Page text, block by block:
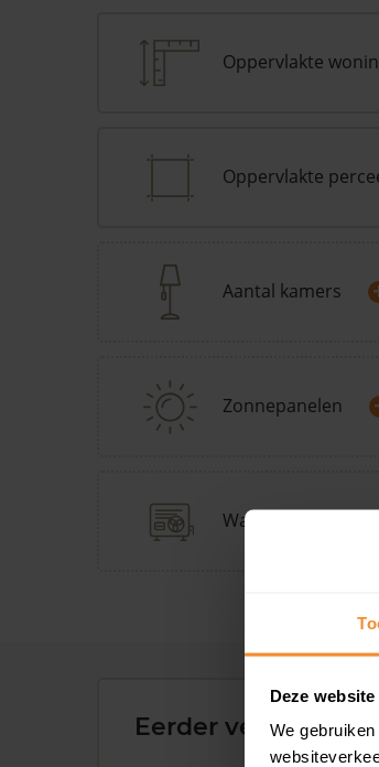
Deze
We
Oppervlakte
Oppervlakte
Aantal kamers
Zonnepanelen
Warmtepomp
Eerder verkochte